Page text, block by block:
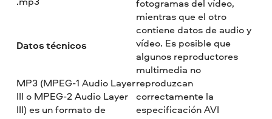
Datos técnicos
MP3 (MPEG-1 Audio Layer
III o MPEG-2 Audio Layer
III) es un formato de
fotogramas del vídeo,
mientras que el otro
contiene datos de audio y
vídeo. Es posible que
algunos reproductores
multimedia no
reproduzcan
correctamente la
especificación AVI